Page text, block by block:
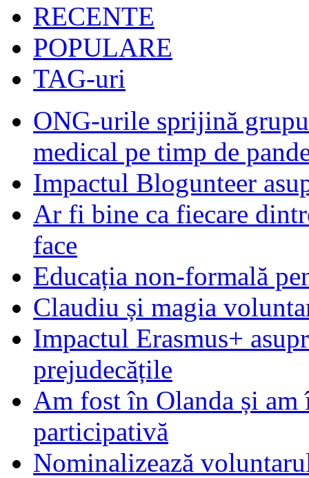
RECENTE
POPULARE
TAG-uri
ONG-urile sprijină
medical pe timp de
Impactul Blogunteer
Ar fi bine ca fiecare
face
Educația non-formală
Claudiu și magia
Impactul Erasmus+
prejudecățile
Am fost în Olanda și am
participativă
Nominalizează